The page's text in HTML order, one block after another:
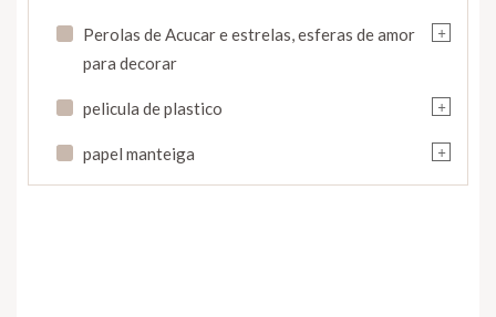
+
Perolas de Acucar e estrelas, esferas de amor
para decorar
+
pelicula de plastico
+
papel manteiga